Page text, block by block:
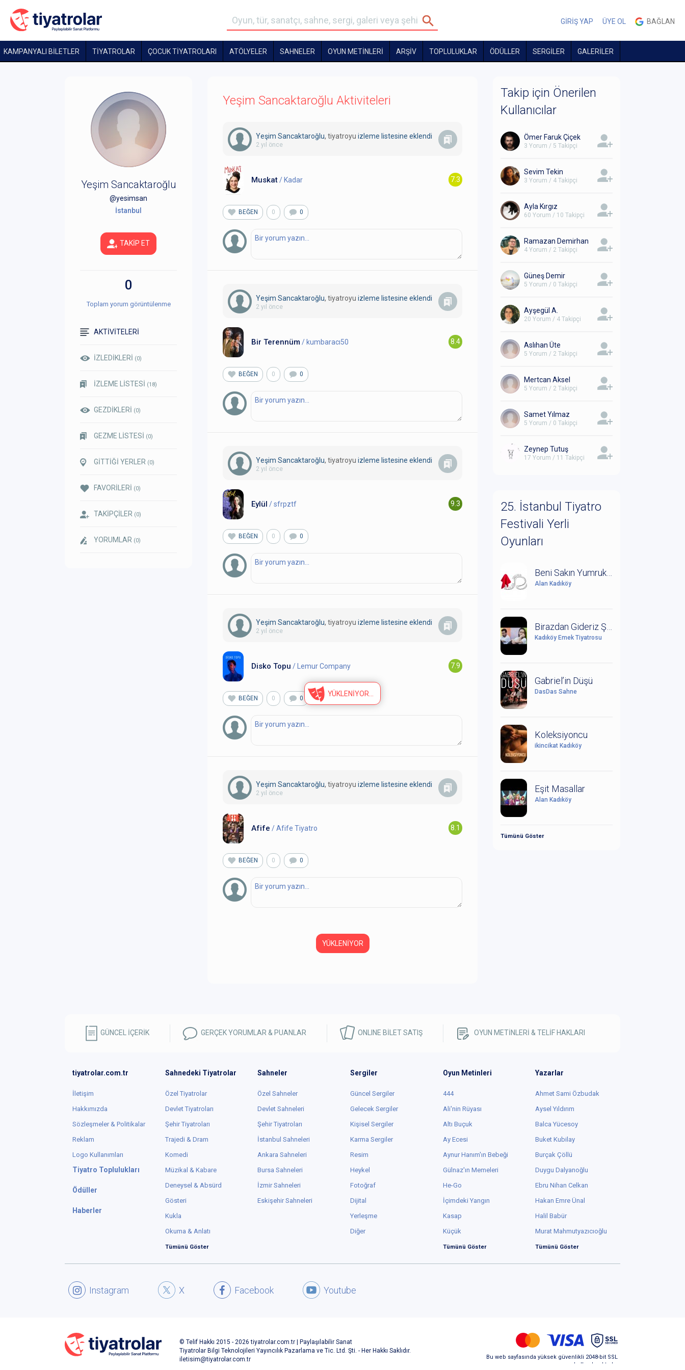
YÜKLENİYOR
GİRİŞ YAP ÜYE OL BAĞLAN
KAMPANYALI BİLETLER TİYATROLAR ÇOCUK TIYATROLARI ATÖLYELER SAHNELER OYUN METİNLERİ ARŞİV TOPLULUKLAR ÖDÜLLER SERGİLER GALERİLER
Yeşim Sancaktaroğlu
@yesimsan
İstanbul
TAKİP ET
0
Toplam yorum görüntülenme
AKTİVİTELERİ
İZLEDİKLERİ (0)
İZLEME LİSTESİ (18)
GEZDİKLERİ (0)
GEZME LİSTESİ (0)
GİTTİĞİ YERLER (0)
FAVORİLERİ (0)
TAKİPÇİLER (0)
YORUMLAR (0)
Yeşim Sancaktaroğlu Aktiviteleri
Yeşim Sancaktaroğlu, tiyatroyu izleme listesine eklendi
2 yıl önce
7.3
Muskat/ Kadar
BEĞEN 0 0
Yeşim Sancaktaroğlu, tiyatroyu izleme listesine eklendi
2 yıl önce
8.4
Bir Terennüm / kumbaracı50
BEĞEN 0 0
Yeşim Sancaktaroğlu, tiyatroyu izleme listesine eklendi
2 yıl önce
9.3
Eylül / sfrpztf
BEĞEN 0 0
Yeşim Sancaktaroğlu, tiyatroyu izleme listesine eklendi
2 yıl önce
7.9
Disko Topu / Lemur Company
BEĞEN 0 0
Yeşim Sancaktaroğlu, tiyatroyu izleme listesine eklendi
2 yıl önce
8.1
Afife / Afife Tiyatro
BEĞEN 0 0
YÜKLENİYOR
Takip için Önerilen
Kullanıcılar
Ömer Faruk Çiçek
3 Yorum / 5 Takipçi
Sevim Tekin
3 Yorum / 4 Takipçi
Ayla Kırgız
60 Yorum / 10 Takipçi
Ramazan Demirhan
4 Yorum / 2 Takipçi
Güneş Demir
5 Yorum / 0 Takipçi
Ayşegül A.
20 Yorum / 4 Takipçi
Aslıhan Üte
5 Yorum / 2 Takipçi
Mertcan Aksel
5 Yorum / 2 Takipçi
Samet Yılmaz
5 Yorum / 0 Takipçi
Zeynep Tutuş
17 Yorum / 11 Takipçi
25. İstanbul Tiyatro
Festivali Yerli
Oyunları
Alan Kadıköy
Kadıköy Emek Tiyatrosu
Gabriel’in Düşü
DasDas Sahne
Koleksiyoncu
ikincikat Kadıköy
Eşit Masallar
Alan Kadıköy
Tümünü Göster
GÜNCEL İÇERİK GERÇEK YORUMLAR & PUANLAR ONLINE BİLET SATIŞ OYUN METİNLERİ & TELİF HAKLARI
tiyatrolar.com.tr
İletişim
Hakkımızda
Sözleşmeler & Politikalar
Reklam
Logo Kullanımları
Tiyatro Toplulukları
Ödüller
Haberler
Sahnedeki Tiyatrolar
Özel Tiyatrolar
Devlet Tiyatroları
Şehir Tiyatroları
Trajedi & Dram
Komedi
Müzikal & Kabare
Deneysel & Absürd
Gösteri
Kukla
Okuma & Anlatı
Tümünü Göster
Sahneler
Özel Sahneler
Devlet Sahneleri
Şehir Tiyatroları
İstanbul Sahneleri
Ankara Sahneleri
Bursa Sahneleri
İzmir Sahneleri
Eskişehir Sahneleri
Sergiler
Güncel Sergiler
Gelecek Sergiler
Kişisel Sergiler
Karma Sergiler
Resim
Heykel
Fotoğraf
Dijital
Yerleşme
Diğer
Oyun Metinleri
444
Ali'nin Rüyası
Altı Buçuk
Ay Ecesi
Aynur Hanım'ın Bebeği
Gülnaz'ın Memeleri
He-Go
İçimdeki Yangın
Kasap
Küçük
Tümünü Göster
Yazarlar
Ahmet Sami Özbudak
Aysel Yıldırım
Balca Yücesoy
Buket Kubilay
Burçak Çöllü
Duygu Dalyanoğlu
Ebru Nihan Celkan
Hakan Emre Ünal
Halil Babür
Murat Mahmutyazıcıoğlu
Tümünü Göster
Youtube
Facebook
X
Instagram
© Telif Hakkı 2015 - 2026 tiyatrolar.com.tr | Paylaşılabilir Sanat
Tiyatrolar Bilgi Teknolojileri Yayıncılık Pazarlama ve Tic. Ltd. Şti. - Her Hakkı Saklıdır.
iletisim@tiyatrolar.com.tr
Bu web sayfasında yüksek güvenlikli 2048-bit SSL
kullanılmaktadır.